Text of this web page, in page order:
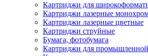
Картриджи для
Картриджи лазерные
Картриджи лазерные цветные
Картриджи струйные
Бумага, фотобумага
Картриджи для промышленной